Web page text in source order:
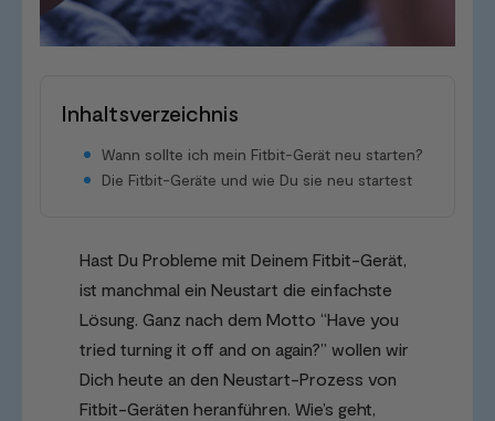
Inhaltsverzeichnis
Wann sollte ich mein Fitbit-Gerät neu starten?
Die Fitbit-Geräte und wie Du sie neu startest
Hast Du Probleme mit Deinem Fitbit-Gerät,
ist manchmal ein Neustart die einfachste
Lösung. Ganz nach dem Motto “Have you
tried turning it off and on again?” wollen wir
Dich heute an den Neustart-Prozess von
Fitbit-Geräten heranführen. Wie’s geht,